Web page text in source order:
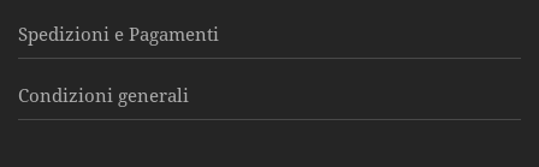
Spedizioni e Pagamenti
Condizioni generali